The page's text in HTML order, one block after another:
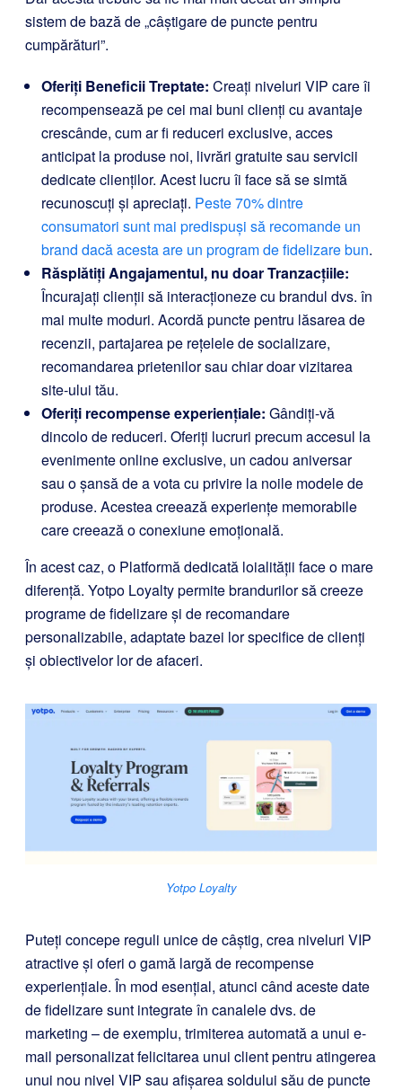
sistem de bază de „câștigare de puncte pentru
cumpărături”.
Oferiți Beneficii Treptate: Creați niveluri VIP care îi
recompensează pe cei mai buni clienți cu avantaje
crescânde, cum ar fi reduceri exclusive, acces
anticipat la produse noi, livrări gratuite sau servicii
dedicate clienților. Acest lucru îi face să se simtă
recunoscuți și apreciați. Peste 70% dintre
consumatori sunt mai predispuși să recomande un
brand dacă acesta are un program de fidelizare bun.
Răsplătiți Angajamentul, nu doar Tranzacțiile:
Încurajați clienții să interacționeze cu brandul dvs. în
mai multe moduri. Acordă puncte pentru lăsarea de
recenzii, partajarea pe rețelele de socializare,
recomandarea prietenilor sau chiar doar vizitarea
site-ului tău.
Oferiți recompense experiențiale: Gândiți-vă
dincolo de reduceri. Oferiți lucruri precum accesul la
evenimente online exclusive, un cadou aniversar
sau o șansă de a vota cu privire la noile modele de
produse. Acestea creează experiențe memorabile
care creează o conexiune emoțională.
În acest caz, o Platformă dedicată loialității face o mare
diferență. Yotpo Loyaltypermite brandurilor să creeze
programe de fidelizare și de recomandare
personalizabile, adaptate bazei lor specifice de clienți
și obiectivelor lor de afaceri.
Yotpo Loyalty
Puteți concepe reguli unice de câștig, crea niveluri VIP
atractive și oferi o gamă largă de recompense
experiențiale. În mod esențial, atunci când aceste date
de fidelizare sunt integrate în canalele dvs. de
marketing – de exemplu, trimiterea automată a unui e-
mail personalizatfelicitarea unui client pentru atingerea
unui nou nivel VIP sau afișarea soldului său de puncte